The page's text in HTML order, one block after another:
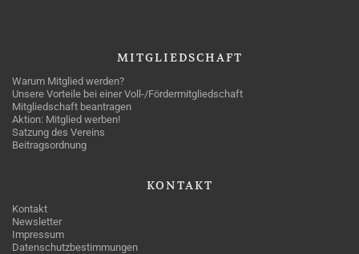
MITGLIEDSCHAFT
Warum Mitglied werden?
Unsere Vorteile bei einer Voll-/Fördermitgliedschaft
Mitgliedschaft beantragen
Aktion: Mitglied werben!
Satzung des Vereins
Beitragsordnung
KONTAKT
Kontakt
Newsletter
Impressum
Datenschutzbestimmungen